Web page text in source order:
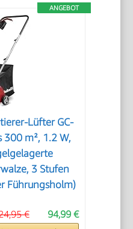
ANGEBOT
Lüfter GC-
m², 1.2 W,
3 Stufen
Führungsholm)
94,99 €
€